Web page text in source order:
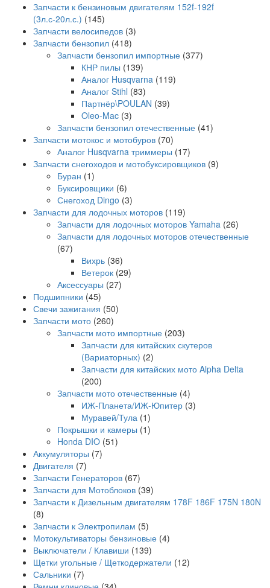
Запчасти к бензиновым двигателям 152f-192f
(3л.с-20л.с.) (145)
Запчасти велосипедов (3)
Запчасти бензопил (418)
Запчасти бензопил импортные (377)
КНР пилы (139)
Аналог Husqvarna (119)
Аналог Stihl (83)
Партнёр\POULAN (39)
Oleo-Mac (3)
Запчасти бензопил отечественные (41)
Запчасти мотокос и мотобуров (70)
Аналог Husqvarna триммеры (17)
Запчасти снегоходов и мотобуксировщиков (9)
Буран (1)
Буксировщики (6)
Снегоход Dingo (3)
Запчасти для лодочных моторов (119)
Запчасти для лодочных моторов Yamaha (26)
Запчасти для лодочных моторов отечественные
(67)
Вихрь (36)
Ветерок (29)
Аксессуары (27)
Подшипники (45)
Свечи зажигания (50)
Запчасти мото (260)
Запчасти мото импортные (203)
Запчасти для китайских скутеров
(Вариаторных) (2)
Запчасти для китайских мото Alpha Delta
(200)
Запчасти мото отечественные (4)
ИЖ-Планета/ИЖ-Юпитер (3)
Муравей/Тула (1)
Покрышки и камеры (1)
Honda DIO (51)
Аккумуляторы (7)
Двигателя (7)
Запчасти Генераторов (67)
Запчасти для Мотоблоков (39)
Запчасти к Дизельным двигателям 178F 186F 175N 180N
(8)
Запчасти к Электропилам (5)
Мотокультиваторы бензиновые (4)
Выключатели / Клавиши (139)
Щетки угольные / Щеткодержатели (12)
Сальники (7)